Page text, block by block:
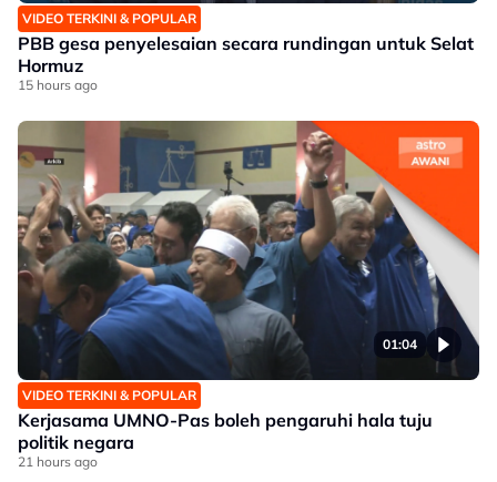
VIDEO TERKINI & POPULAR
PBB gesa penyelesaian secara rundingan untuk Selat
Hormuz
15 hours ago
01:04
VIDEO TERKINI & POPULAR
Kerjasama UMNO-Pas boleh pengaruhi hala tuju
politik negara
21 hours ago